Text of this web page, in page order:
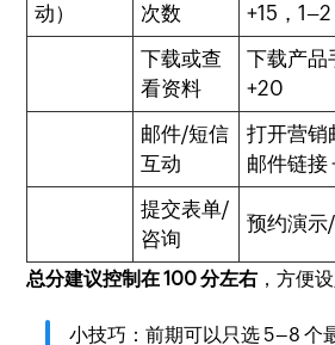
动）
次数
+15，1–2
下载或查
看资料
下载产品
+20
邮件/短信
互动
打开营销
邮件链接
提交表单/
咨询
预约演示
总分建议控制在 100 分左右 ，方便
小技巧：前期可以只选 5–8 个